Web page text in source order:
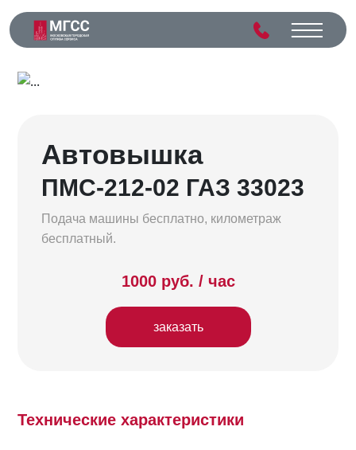
Автовышка
ПМС-212-02 ГАЗ 33023
Подача машины бесплатно, километраж
бесплатный.
заказать
1000 руб. / час
Технические характеристики